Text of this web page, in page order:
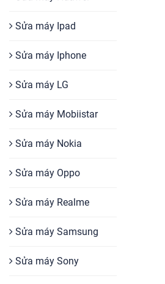
Sửa máy Ipad
Sửa máy Iphone
Sửa máy LG
Sửa máy Mobiistar
Sửa máy Nokia
Sửa máy Oppo
Sửa máy Realme
Sửa máy Samsung
Sửa máy Sony